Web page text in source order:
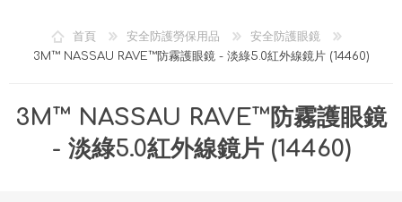
願望清單 (0)
首頁 安全防護勞保用品
安全防護眼鏡
3M™ NASSAU RAVE™防霧護眼鏡 - 淡綠5.0紅外線鏡片 (14460)
3M™ NASSAU RAVE™防霧護眼鏡
- 淡綠5.0紅外線鏡片 (14460)